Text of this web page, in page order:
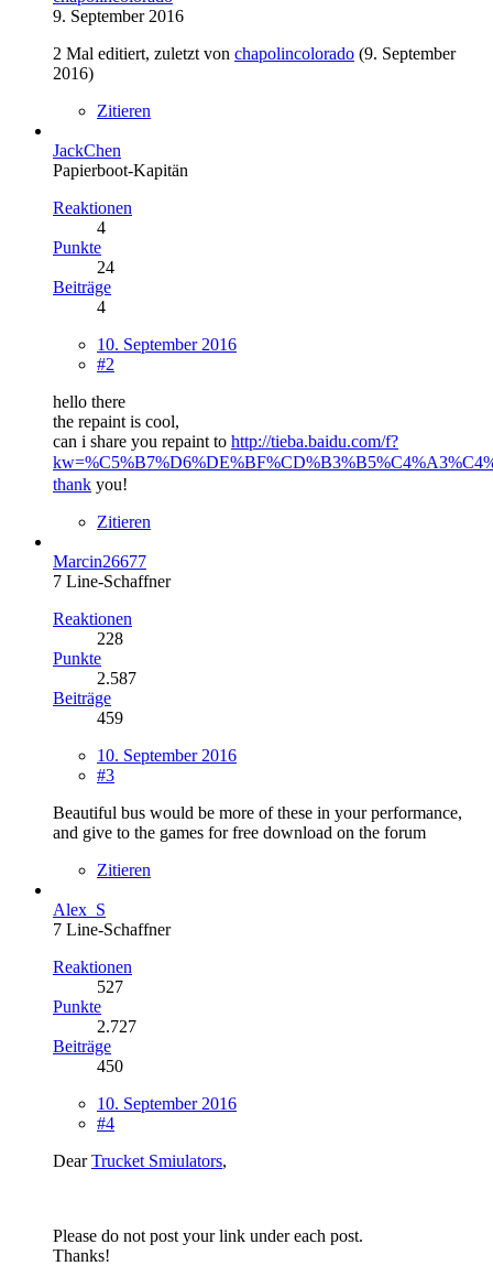
9. September 2016
2 Mal editiert, zuletzt von chapolincolorado (9. September
2016)
Zitieren
JackChen
Papierboot-Kapitän
Reaktionen
4
Punkte
24
Beiträge
4
10. September 2016
#2
hello there
the repaint is cool,
can i share you repaint to http://tieba.baidu.com/f?
thank you!
Zitieren
Marcin26677
7 Line-Schaffner
Reaktionen
228
Punkte
2.587
Beiträge
459
10. September 2016
#3
Beautiful bus would be more of these in your performance,
and give to the games for free download on the forum
Zitieren
Alex_S
7 Line-Schaffner
Reaktionen
527
Punkte
2.727
Beiträge
450
10. September 2016
#4
DearTrucket Smiulators,
Please do not post your link under each post.
Thanks!